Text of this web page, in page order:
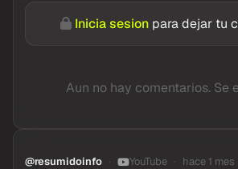
Inicia sesion para dejar tu
Aun no hay comentarios. Se
@resumidoinfo YouTube hace 1 mes